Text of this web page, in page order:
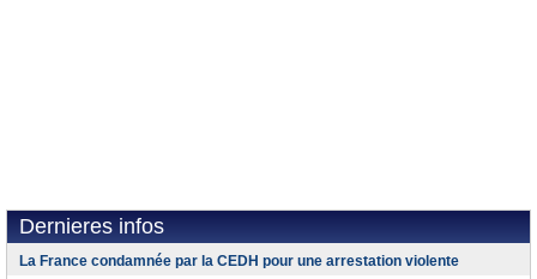
Dernieres infos
La France condamnée par la CEDH pour une arrestation violente